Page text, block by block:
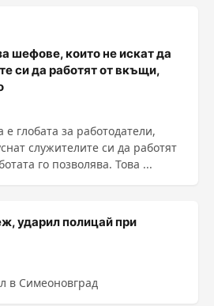
шефове, които не искат да
си да работят от вкъщи,
глобата за работодатели,
служителите си да работят
го позволява. Това ...
ударил полицай при
в Симеоновград